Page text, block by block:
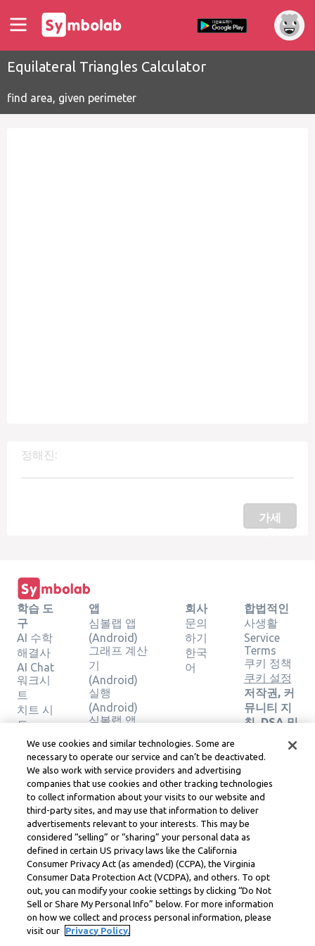
Equilateral Triangles Calculator
find area, given perimeter
정해진:
가세
요
학습 도
구
AI 수학
해결사
AI Chat
워크시
트
치트 시
트
계산기
그래프
계산기
지오메
트리 계
산기
솔루션
확인
앱
심볼랩 앱
(Android)
그래프 계산
기
(Android)
실행
(Android)
심볼랩 앱
그래프 계산
기 (iOS)
실행 (iOS)
회사
문의
하기
한국
어
합법적인
사생활
Service
Terms
쿠키 정책
쿠키 설정
저작권, 커
뮤니티 지
침, DSA 및
리소스
법률 센터
Learneo
서비스 약
관
Symbolab, a Learneo, Inc. business
© Learneo, Inc. 2024
We use cookies and similar technologies. Some are
necessary to operate our service and can’t be deactivated.
We also work with service providers and advertising
companies that use cookies and other tracking technologies
to collect information about your visits to our website and
third-party sites, and may use that information to deliver
advertisements relevant to your interests. This may be
considered “selling” or “sharing” your personal data as
defined in certain US privacy laws like the California
Consumer Privacy Act (as amended) (CCPA), the Virginia
Consumer Data Protection Act (VCDPA), and others. To opt
out, you can modify your cookie settings by clicking “Do Not
Sell or Share My Personal Info” below. For more information
on how we collect and process personal information, please
visit our
Privacy Policy.